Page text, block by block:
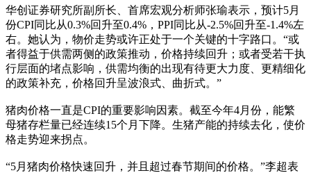
华创证券研究所副所长、首席宏观分析师张瑜表示，预计5月
份CPI同比从0.3%回升至0.4%，PPI同比从-2.5%回升至-1.4%左
右。她认为，物价走势或许正处于一个关键的十字路口。“或
者得益于供需两侧的政策推动，价格持续回升；或者受若干执
行层面的堵点影响，供需均衡的出现有待更大力度、更精细化
的政策补充，价格回升呈波浪式、曲折式。”
猪肉价格一直是CPI的重要影响因素。截至今年4月份，能繁
母猪存栏量已经连续15个月下降。生猪产能的持续去化，使价
格走势迎来拐点。
“5月猪肉价格快速回升，并且超过春节期间的价格。”李超表